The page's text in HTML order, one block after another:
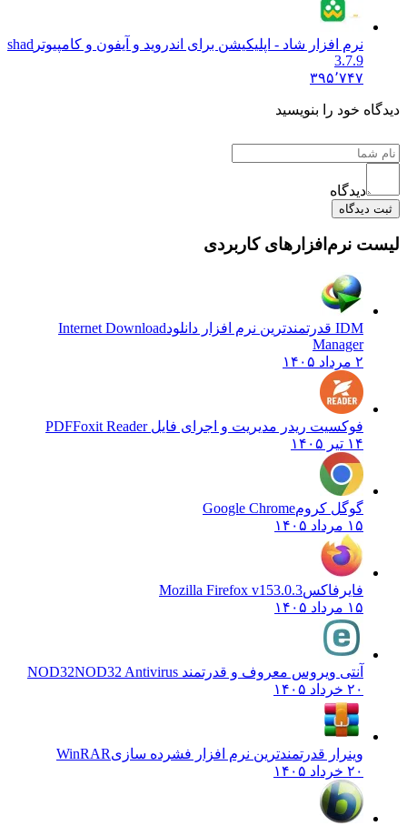
نرم افزار شاد - اپلیکیشن برای اندروید و آیفون و کامپیوتر shad
3.7.9
۳۹۵٬۷۴۷
دیدگاه خود را بنویسید
دیدگاه
ثبت دیدگاه
لیست نرم‌افزارهای کاربردی
IDM قدرتمندترین نرم افزار دانلود
Internet Download
Manager
۲ مرداد ۱۴۰۵
فوکسیت ریدر مدیریت و اجرای فایل PDFFoxit Reader
۱۴ تیر ۱۴۰۵
گوگل کرومGoogle Chrome
۱۵ مرداد ۱۴۰۵
فایرفاکسMozilla Firefox v153.0.3
۱۵ مرداد ۱۴۰۵
آنتی ویروس معروف و قدرتمند NOD32 NOD32 Antivirus
۲۰ خرداد ۱۴۰۵
وینرار قدرتمندترین نرم افزار فشرده سازیWinRAR
۲۰ خرداد ۱۴۰۵